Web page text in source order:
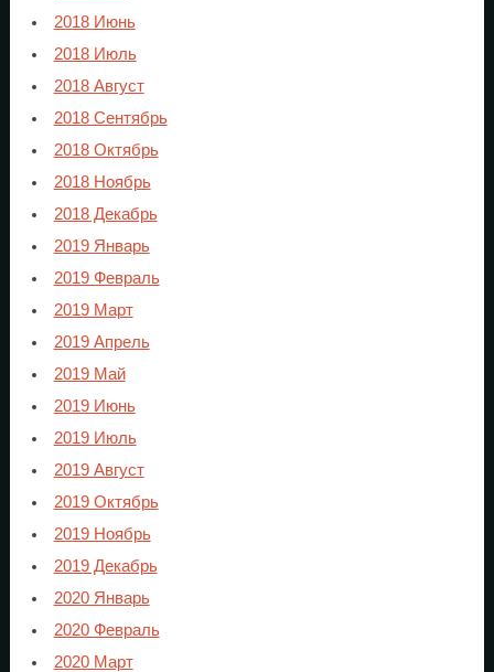
2018 Июнь
2018 Июль
2018 Август
2018 Сентябрь
2018 Октябрь
2018 Ноябрь
2018 Декабрь
2019 Январь
2019 Февраль
2019 Март
2019 Апрель
2019 Май
2019 Июнь
2019 Июль
2019 Август
2019 Октябрь
2019 Ноябрь
2019 Декабрь
2020 Январь
2020 Февраль
2020 Март